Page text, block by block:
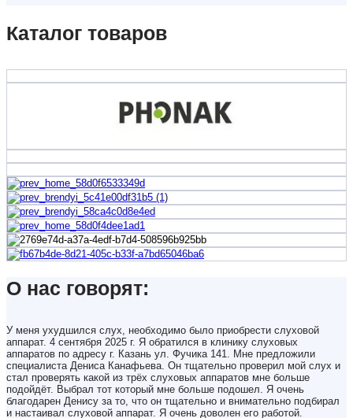
Каталог товаров
О нас говорят:
У меня ухудшился слух, необходимо было приобрести слуховой
аппарат. 4 сентября 2025 г. Я обратился в клинику слуховых
аппаратов по адресу г. Казань ул. Фучика 141. Мне предложили
специалиста Дениса Канафьева. Он тщательно проверил мой слух и
стал проверять какой из трёх слуховых аппаратов мне больше
подойдёт. Выбрал тот который мне больше подошел. Я очень
благодарен Денису за то, что он тщательно и внимательно подбирал
и настаивал слуховой аппарат. Я очень доволен его работой.